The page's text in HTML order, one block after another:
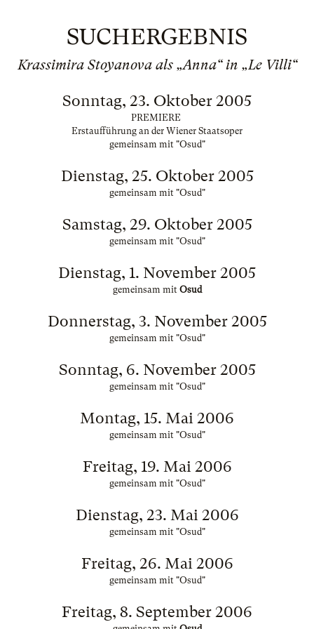
SUCHERGEBNIS
Krassimira Stoyanova als „Anna“ in „Le Villi“
Sonntag, 23. Oktober 2005
PREMIERE
Erstaufführung an der Wiener Staatsoper
gemeinsam mit "Osud"
Dienstag, 25. Oktober 2005
gemeinsam mit "Osud"
Samstag, 29. Oktober 2005
gemeinsam mit "Osud"
Dienstag, 1. November 2005
gemeinsam mit Osud
Donnerstag, 3. November 2005
gemeinsam mit "Osud"
Sonntag, 6. November 2005
gemeinsam mit "Osud"
Montag, 15. Mai 2006
gemeinsam mit "Osud"
Freitag, 19. Mai 2006
gemeinsam mit "Osud"
Dienstag, 23. Mai 2006
gemeinsam mit "Osud"
Freitag, 26. Mai 2006
gemeinsam mit "Osud"
Freitag, 8. September 2006